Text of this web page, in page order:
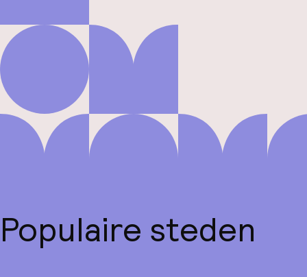
Populaire steden